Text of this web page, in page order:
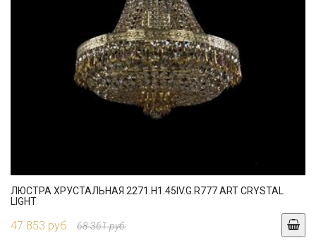
ЛЮСТРА ХРУСТАЛЬНАЯ 2271.H1.45IV.G.R777 ART CRYSTAL
LIGHT
47 853 руб. 68 361 руб.